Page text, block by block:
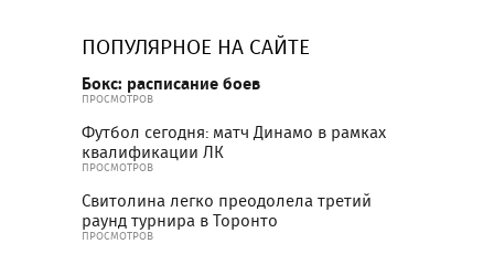
ПОПУЛЯРНОЕ НА САЙТЕ
Бокс: расписание боев
ПРОСМОТРОВ
Футбол сегодня: матч Динамо в рамках
квалификации ЛК
ПРОСМОТРОВ
Свитолина легко преодолела третий
раунд турнира в Торонто
ПРОСМОТРОВ